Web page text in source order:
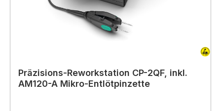
Präzisions-Reworkstation CP-2QF, inkl.
AM120-A Mikro-Entlötpinzette